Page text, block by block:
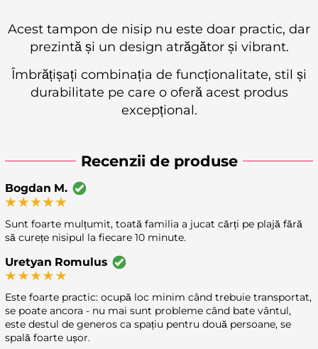
Recenzii de produse
Bogdan M.
Sunt foarte mulțumit, toată familia a jucat cărți pe plajă fără
să curețe nisipul la fiecare 10 minute.
Uretyan Romulus
Este foarte practic: ocupă loc minim când trebuie transportat,
se poate ancora - nu mai sunt probleme când bate vântul,
este destul de generos ca spațiu pentru două persoane, se
spală foarte ușor.
Acest tampon de nisip nu este doar practic, dar
prezintă și un design atrăgător și vibrant.
Îmbrățișați combinația de funcționalitate, stil și
durabilitate pe care o oferă acest produs
excepțional.